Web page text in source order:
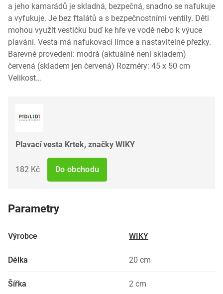
a jeho kamarádů je skladná, bezpečná, snadno se nafukuje
a vyfukuje. Je bez ftalátů a s bezpečnostními ventily. Děti
mohou využít vestičku buď ke hře ve vodě nebo k výuce
plavání. Vesta má nafukovací límce a nastavitelné přezky.
Barevné provedení: modrá (aktuálně není skladem)
červená (skladem jen červená) Rozměry: 45 x 50 cm
Velikost…
Plavací vesta Krtek, značky WIKY
182 Kč Do obchodu
Parametry
Výrobce WIKY
Délka 20 cm
Šířka 2 cm